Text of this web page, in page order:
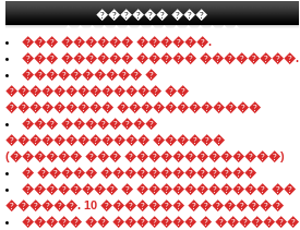
������ ���
���������������
��� ������ ������.
��� ������ ����� ��������.
���������� �
������������� ��
��������� ������������
��� ��������
������������ ������
(������ ��� �������������)
� ����� �������������
�������� � ����������� ��
������. 10 ������� ��������
����� �� ������� � �������